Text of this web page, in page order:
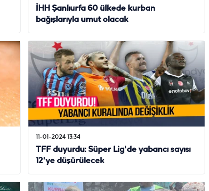
İHH Şanlıurfa 60 ülkede kurban
bağışlarıyla umut olacak
11-01-2024 13:34
TFF duyurdu: Süper Lig'de yabancı sayısı
12'ye düşürülecek